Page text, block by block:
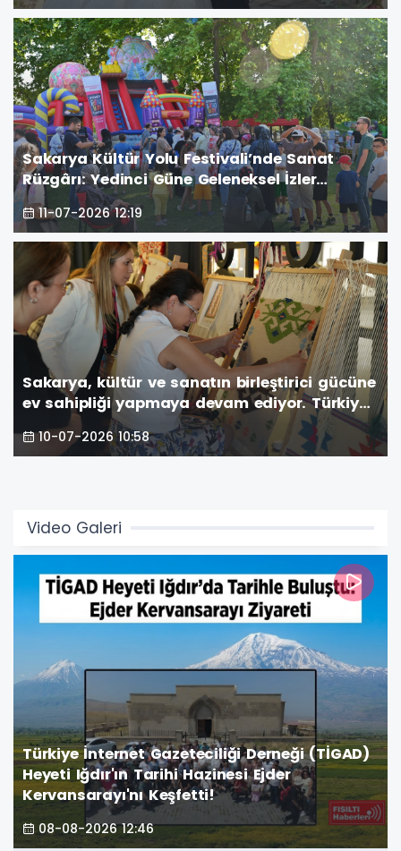
Sakarya Kültür Yolu Festivali’nde Sanat
Rüzgârı: Yedinci Güne Geleneksel İzler
Damga Vurdu
11-07-2026 12:19
Sakarya, kültür ve sanatın birleştirici gücüne
ev sahipliği yapmaya devam ediyor. Türkiye
Kültür Yolu Festivali kapsamında düzenlenen
etkinlikler, altıncı gününde de şehri renkli bir
10-07-2026 10:58
Video Galeri
Türkiye İnternet Gazeteciliği Derneği (TİGAD)
Heyeti Iğdır'ın Tarihi Hazinesi Ejder
Kervansarayı'nı Keşfetti!
08-08-2026 12:46